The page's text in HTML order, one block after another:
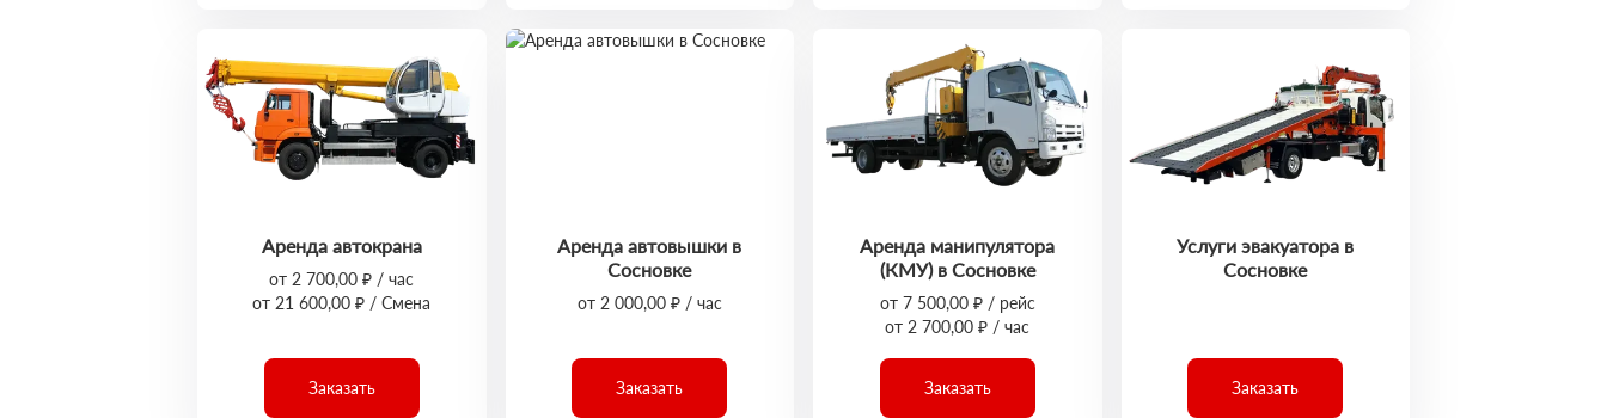
Аренда автокрана
от 2 700,00 ₽ / час
от 21 600,00 ₽ / Смена
Заказать
Аренда автовышки в
Сосновке
от 2 000,00 ₽ / час
Заказать
Аренда манипулятора
(КМУ) в Сосновке
от 7 500,00 ₽ / рейс
от 2 700,00 ₽ / час
Заказать
Услуги эвакуатора в
Сосновке
Заказать